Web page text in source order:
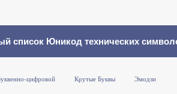
список Юникод технических
цифровой Крутые Буквы Эмодзи